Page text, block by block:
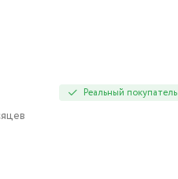
Реальный покупатель